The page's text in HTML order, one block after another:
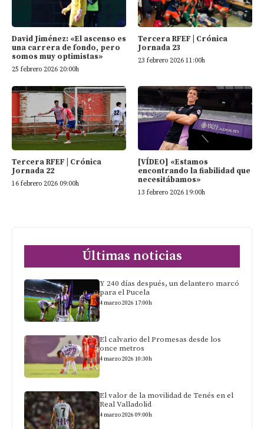
David Jiménez: «El ascenso es
una carrera de fondo, pero
somos muy optimistas»
25 febrero 2026 20:00h
Tercera RFEF | Crónica
Jornada 23
23 febrero 2026 11:00h
Tercera RFEF | Crónica
Jornada 22
16 febrero 2026 09:00h
[VÍDEO] «Estamos
encontrando la fiabilidad que
necesitábamos»
13 febrero 2026 19:00h
Últimas noticias
Y 240 días después, un delantero marcó
para el Pucela
4 marzo 2026 17:00h
El calvario del Promesas desde los
once metros
4 marzo 2026 10:30h
El valor de la movilidad de Tenés en el
Real Valladolid
4 marzo 2026 09:00h